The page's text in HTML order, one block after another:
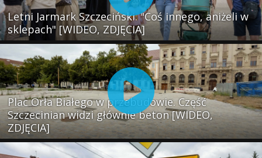
Letni Jarmark Szczeciński. "Coś innego, aniżeli w
sklepach" [WIDEO, ZDJĘCIA]
Plac Orła Białego w przebudowie. Część
Szczecinian widzi głównie beton [WIDEO,
ZDJĘCIA]